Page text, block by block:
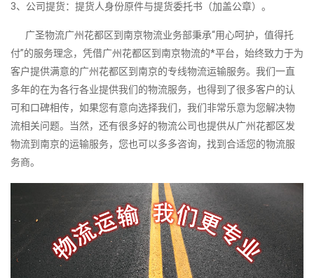
3、公司提货：提货人身份原件与提货委托书（加盖公章）。
广圣物流广州花都区到南京物流业务部秉承“用心呵护，值得托
付”的服务理念，凭借广州花都区到南京物流的*平台，始终致力于为
客户提供满意的广州花都区到南京的专线物流运输服务。我们一直
多年的在为各行各业提供我们的物流服务，也得到了很多客户的认
可和口碑相传，如果您有意向选择我们，我们非常乐意为您解决物
流相关问题。当然，还有很多好的物流公司也提供从广州花都区发
物流到南京的运输服务，您也可以多多咨询，找到合适您的物流服
务商。